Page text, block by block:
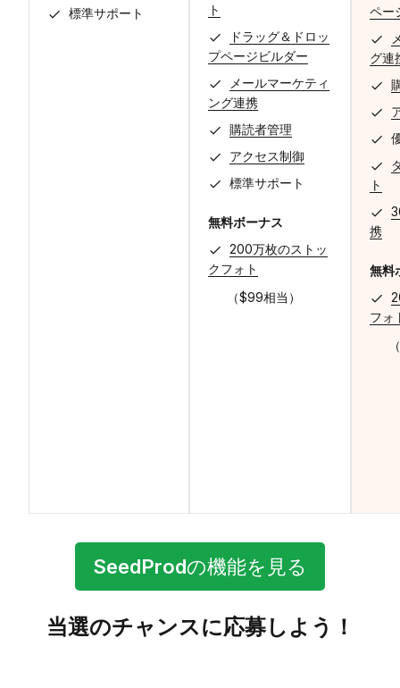
標準サポート
ト
ドラッグ＆ドロッ
プページビルダー
メールマーケティ
ング連携
購読者管理
アクセス制御
標準サポート
無料ボーナス
200万枚のストッ
クフォト
（$99相当）
ペー
グ連
ト
携
無料
フォ
SeedProdの機能を見る
当選のチャンスに応募しよう！